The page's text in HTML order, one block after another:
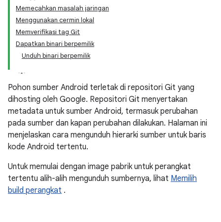
Memecahkan masalah jaringan
Menggunakan cermin lokal
Memverifikasi tag Git
Dapatkan binari berpemilik
Unduh binari berpemilik
Pohon sumber Android terletak di repositori Git yang
dihosting oleh Google. Repositori Git menyertakan
metadata untuk sumber Android, termasuk perubahan
pada sumber dan kapan perubahan dilakukan. Halaman ini
menjelaskan cara mengunduh hierarki sumber untuk baris
kode Android tertentu.
Untuk memulai dengan image pabrik untuk perangkat
tertentu alih-alih mengunduh sumbernya, lihat Memilih
build perangkat .